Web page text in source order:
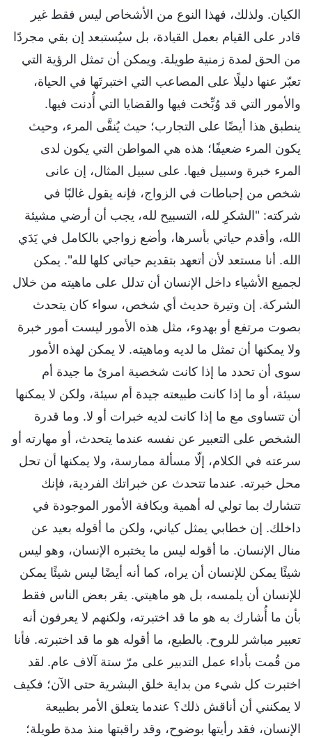
الكيان. ولذلك، فهذا النوع من الأشخاص ليس فقط غير
قادر على القيام بعمل القيادة، بل سيُستبعد إن بقي مجردًا
من الحق لمدة زمنية طويلة. ويمكن أن تمثل الرؤية التي
تعبّر عنها دليلًا على المصاعب التي اختبرتَها في الحياة،
والأمور التي قد وُبِّخت فيها والقضايا التي أُدنت فيها.
ينطبق هذا أيضًا على التجارب؛ حيث يُنقَّى المرء، وحيث
يكون المرء ضعيفًا؛ هذه هي المواطن التي يكون لدى
المرء خبرة وسبيل فيها. على سبيل المثال، إن عانى
شخص من إحباطات في الزواج، فإنه يقول غالبًا في
شركته: "الشكرِ لله، التسبيح لله، يجب أن أرضي مشيئة
الله، وأقدم حياتي بأسرها، وأضع زواجي بالكامل في يَدَي
الله. أنا مستعد لأن أتعهد بتقديم حياتي كلها لله". يمكن
لجميع الأشياء داخل الإنسان أن تدلل على ماهيته من خلال
الشركة. إن وتيرة حديث أي شخص، سواء كان يتحدث
بصوت مرتفع أو بهدوء، مثل هذه الأمور ليست أمور خبرة
ولا يمكنها أن تمثل ما لديه وماهيته. لا يمكن لهذه الأمور
سوى أن تحدد ما إذا كانت شخصية امرئ ما جيدة أم
سيئة، أو ما إذا كانت طبيعته جيدة أم سيئة، ولكن لا يمكنها
أن تتساوى مع ما إذا كانت لديه خبرات أو لا. وما قدرة
الشخص على التعبير عن نفسه عندما يتحدث، أو مهارته أو
سرعته في الكلام، إلّا مسألة ممارسة، ولا يمكنها أن تحل
محل خبرته. عندما تتحدث عن خبراتك الفردية، فإنك
تتشارك بما تولي له أهمية وبكافة الأمور الموجودة في
داخلك. إن خطابي يمثل كياني، ولكن ما أقوله بعيد عن
منال الإنسان. ما أقوله ليس ما يختبره الإنسان، وهو ليس
شيئًا يمكن للإنسان أن يراه، كما أنه أيضًا ليس شيئًا يمكن
للإنسان أن يلمسه، بل هو ماهيتي. يقر بعض الناس فقط
بأن ما أُشارك به هو ما قد اختبرته، ولكنهم لا يعرفون أنه
تعبير مباشر للروح. بالطبع، ما أقوله هو ما قد اختبرته. فأنا
من قُمت بأداء عمل التدبير على مرّ ستة آلاف عام. لقد
اختبرت كل شيء من بداية خلق البشرية حتى الآن؛ فكيف
لا يمكنني أن أناقش ذلك؟ عندما يتعلق الأمر بطبيعة
الإنسان، فقد رأيتها بوضوح، وقد راقبتها منذ مدة طويلة؛